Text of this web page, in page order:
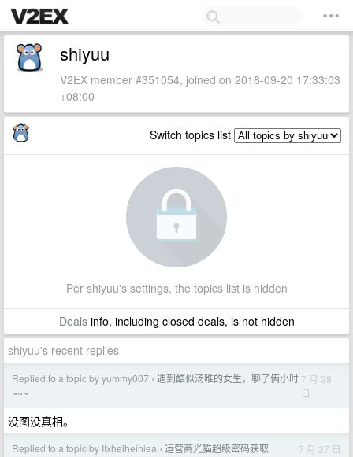
shiyuu
V2EX member #351054, joined on 2018-09-20 17:33:03
+08:00
Switch topics list
Per shiyuu's settings, the topics list is hidden
Dealsinfo, including closed deals, is not hidden
shiyuu's recent replies
Replied to a topic by yummy007 › 遇到酷似汤唯的女生，聊了俩小时
~~~
7 月 28
日
没图没真相。
Replied to a topic by IIxheiheihiea › 运营商光猫超级密码获取 7 月 27 日